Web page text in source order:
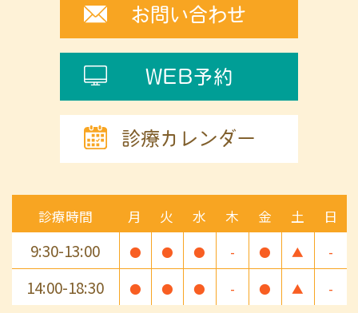
お問い合わせ
WEB予約
診療カレンダー
診療時間 月 火 水 木 金 土 日
9:30-13:00 ● ● ● - ● ▲ -
14:00-18:30 ● ● ● - ● ▲ -